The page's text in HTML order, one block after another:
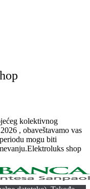
kolektivnog
, obaveštavamo vas
mogu biti
shop